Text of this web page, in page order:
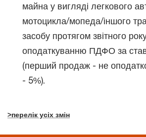
майна у вигляді легкового
мотоцикла/мопеда/іншого
засобу протягом звітного
оподаткуванню ПДФО за
(перший продаж - не
- 5%).
>перелік усіх змін